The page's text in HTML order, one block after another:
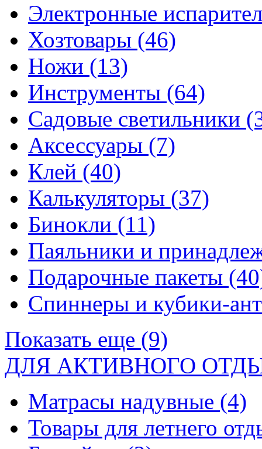
Электронные
Хозтовары (46)
Ножи (13)
Инструменты (64)
Садовые светильники
Аксессуары (7)
Клей (40)
Калькуляторы (37)
Бинокли (11)
Паяльники и
Подарочные пакеты
Спиннеры и кубики-
Показать еще (9)
ДЛЯ АКТИВНОГО
Матрасы надувные (4)
Товары для летнего